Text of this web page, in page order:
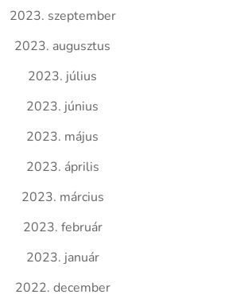
2023. szeptember
2023. augusztus
2023. július
2023. június
2023. május
2023. április
2023. március
2023. február
2023. január
2022. december